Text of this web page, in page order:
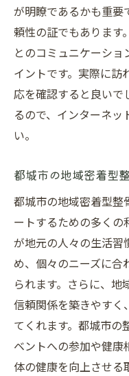
が明瞭であるかも重要
頼性の証でもあります
とのコミュニケーシ
イントです。実際に訪
応を確認すると良いで
るので、インターネッ
い。
都城市の地域密着型
都城市の地域密着型整
ートするための多くの
が地元の人々の生活習
め、個々のニーズに合
られます。さらに、地
信頼関係を築きやすく
てくれます。都城市の
ベントへの参加や健康
体の健康を向上させる